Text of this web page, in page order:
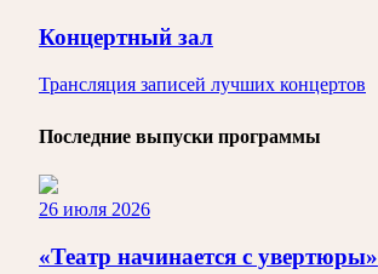
Концертный зал
Трансляция записей лучших концертов
Последние выпуски программы
26 июля 2026
«Театр начинается с увертюры»